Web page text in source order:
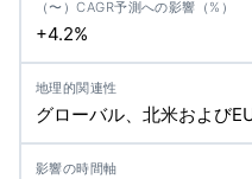
+4.2%
グローバル、北米および